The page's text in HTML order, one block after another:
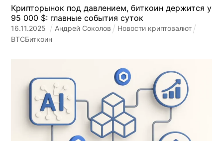
Крипторынок под давлением, биткоин держится у
95 000 $: главные события суток
16.11.2025 Андрей Соколов
Новости криптовалют
BTCБиткоин